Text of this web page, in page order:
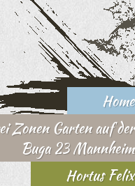
Home
Zonen Garten auf der
Buga 23 Mannheim
Hortus Felix